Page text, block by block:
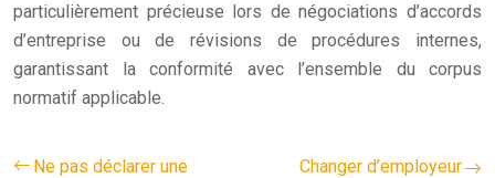
particulièrement précieuse lors de négociations d’accords
d’entreprise ou de révisions de procédures internes,
garantissant la conformité avec l’ensemble du corpus
normatif applicable.
Ne pas déclarer une
Changer d’employeur